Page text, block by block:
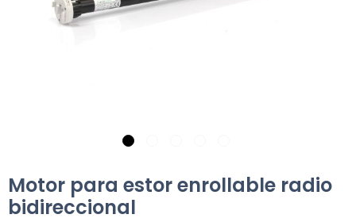
Motor para estor enrollable radio
bidireccional